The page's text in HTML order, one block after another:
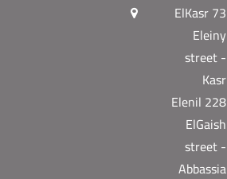
73 ElKasr
Eleiny
street -
Kasr
Elenil 228
ElGaish
street -
Abbassia